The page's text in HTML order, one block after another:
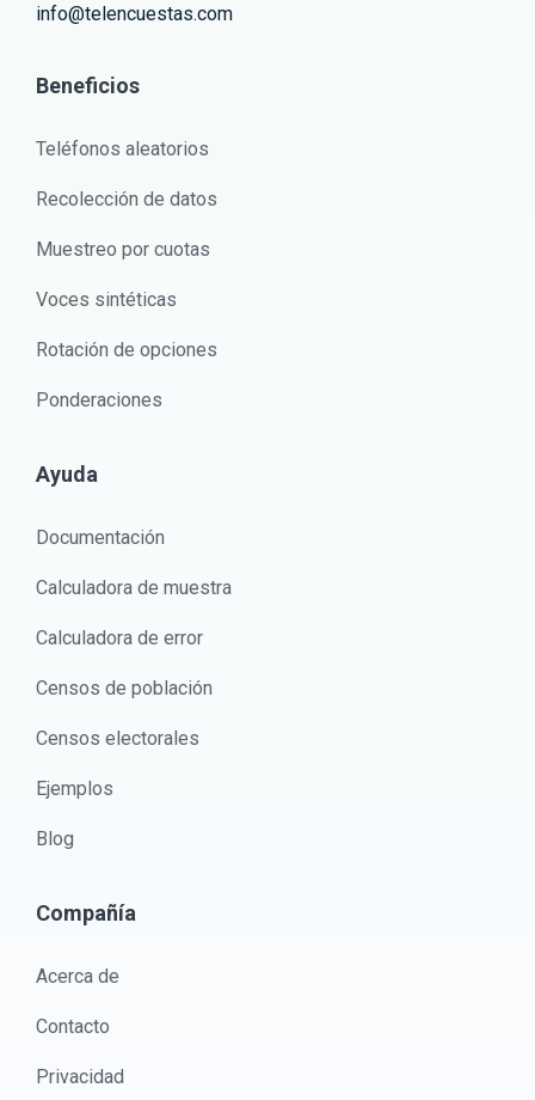
info@telencuestas.com
Beneficios
Teléfonos aleatorios
Recolección de datos
Muestreo por cuotas
Voces sintéticas
Rotación de opciones
Ponderaciones
Ayuda
Documentación
Calculadora de muestra
Calculadora de error
Censos de población
Censos electorales
Ejemplos
Blog
Compañía
Acerca de
Contacto
Privacidad